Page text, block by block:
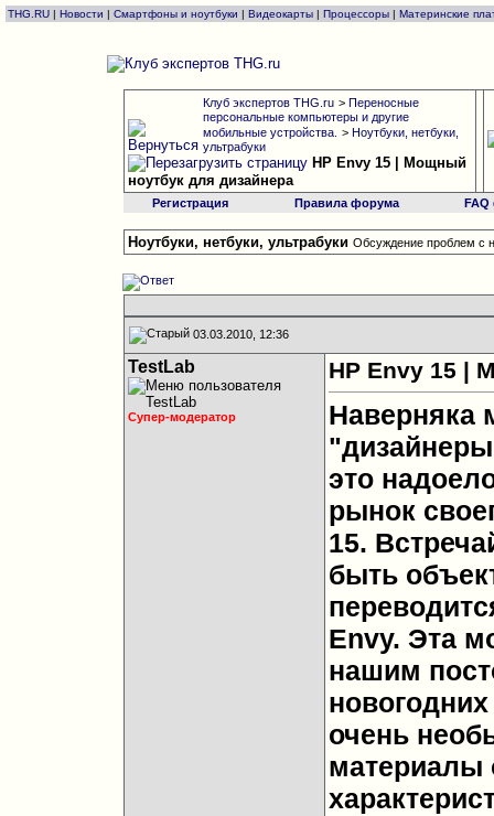
THG.RU | Новости | Смартфоны и ноутбуки | Видеокарты | Процессоры | Материнские
Клуб экспертов THG.ru > Переносные
персональные компьютеры и другие
мобильные устройства. > Ноутбуки, нетбуки,
ультрабуки
HP Envy 15 | Мощный
ноутбук для дизайнера
Регистрация Правила форума
Ноутбуки, нетбуки, ультрабуки Обсуждение проблем с
03.03.2010, 12:36
TestLab
Супер-модератор
HP Envy 15 |
Наверняка
это
рынок
15.
быть
Envy. Эта
нашим
очень
материалы